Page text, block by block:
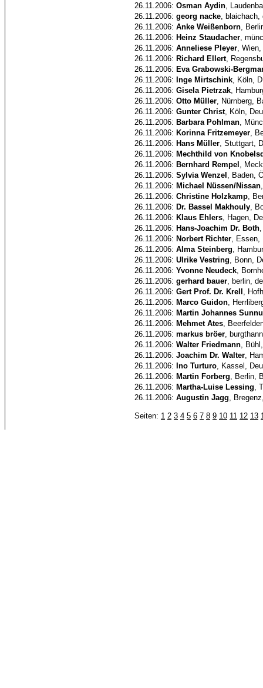
26.11.2006: Osman Aydin ,
26.11.2006: georg nacke , blaichach,
26.11.2006: Anke Weißenborn ,
26.11.2006: Heinz Staudacher ,
26.11.2006: Anneliese Pleyer ,
26.11.2006: Richard Ellert,
26.11.2006: Eva Grabowski-
26.11.2006: Inge Mirtschink , Köln, D
26.11.2006: Gisela Pietrzak ,
26.11.2006: Otto Müller , Nürnberg,
26.11.2006: Gunter Christ, Köln,
26.11.2006: Barbara Pohlman ,
26.11.2006: Korinna Fritzemeyer ,
26.11.2006: Hans Müller , Stuttgart,
26.11.2006: Mechthild von
26.11.2006: Bernhard Rempel
,
26.11.2006: Sylvia Wenzel
, Baden,
26.11.2006: Michael Nüssen/Nissan
26.11.2006: Christine Holzkamp ,
26.11.2006: Dr. Bassel Makhouly ,
26.11.2006: Klaus Ehlers , Hagen,
26.11.2006: Hans-Joachim Dr. Both
26.11.2006: Norbert Richter ,
26.11.2006: Alma Steinberg ,
26.11.2006: Ulrike Vestring , Bonn,
26.11.2006: Yvonne Neudeck ,
26.11.2006: gerhard bauer , berlin,
26.11.2006: Gert Prof. Dr. Krell
,
26.11.2006: Marco Guidon ,
26.11.2006: Martin Johannes
26.11.2006: Mehmet Ates ,
26.11.2006: markus bröer ,
26.11.2006: Walter Friedmann ,
26.11.2006: Joachim Dr. Walter ,
26.11.2006: Ino Turturo , Kassel,
26.11.2006: Martin Forberg , Berlin,
26.11.2006: Martha-Luise Lessing ,
26.11.2006: Augustin Jagg ,
Seiten: 1 2 3 4 5 6 7 8 9 10 11 12 13